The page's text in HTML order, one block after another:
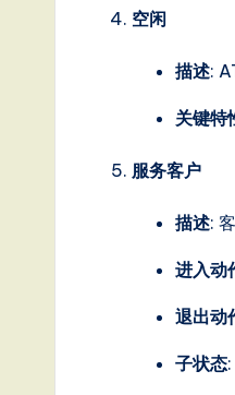
空闲
描述:
关键特
服务客户
描述:
进入动
退出动
子状态: